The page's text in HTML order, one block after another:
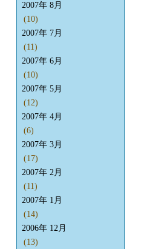
2007年 8月
(10)
2007年 7月
(11)
2007年 6月
(10)
2007年 5月
(12)
2007年 4月
(6)
2007年 3月
(17)
2007年 2月
(11)
2007年 1月
(14)
2006年 12月
(13)